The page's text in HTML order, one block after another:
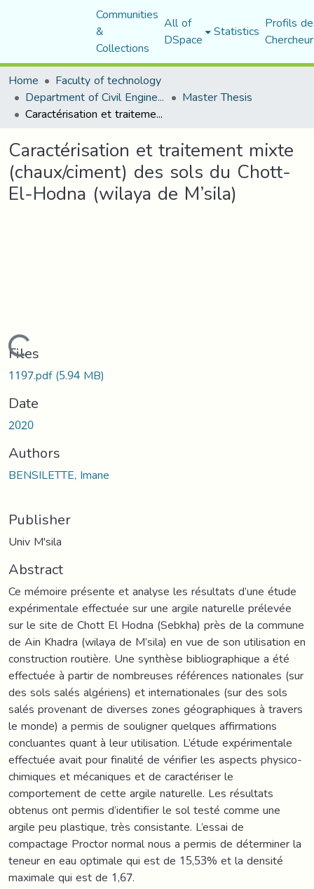
Communities
&
Collections
All of
DSpace Statistics Profils
Home
Faculty of technology
Department of Civil Engineering Master Thesis
Caractérisation et traitement mixte (chaux/ciment) des sols du Chott-El-Hodna (wilaya de M’sila)
Caractérisation et traitement mixte
(chaux/ciment) des sols du Chott-
El-Hodna (wilaya de M’sila)
Loading...
Files
1197.pdf(5.94 MB)
Date
2020
Authors
BENSILETTE, Imane
Publisher
Univ M'sila
Abstract
Ce mémoire présente et analyse les résultats d’une étude
expérimentale effectuée sur une argile naturelle prélevée
sur le site de Chott El Hodna (Sebkha) près de la commune
de Ain Khadra (wilaya de M’sila) en vue de son utilisation en
construction routière. Une synthèse bibliographique a été
effectuée à partir de nombreuses références nationales (sur
des sols salés algériens) et internationales (sur des sols
salés provenant de diverses zones géographiques à travers
le monde) a permis de souligner quelques affirmations
concluantes quant à leur utilisation. L’étude expérimentale
effectuée avait pour finalité de vérifier les aspects physico-
chimiques et mécaniques et de caractériser le
comportement de cette argile naturelle. Les résultats
obtenus ont permis d’identifier le sol testé comme une
argile peu plastique, très consistante. L’essai de
compactage Proctor normal nous a permis de déterminer la
teneur en eau optimale qui est de 15,53% et la densité
maximale qui est de 1,67.